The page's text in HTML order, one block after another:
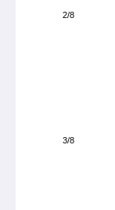
2/8
3/8